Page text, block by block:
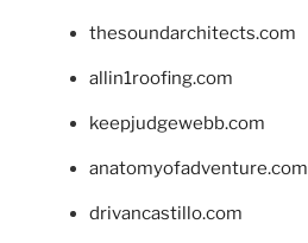
thesoundarchitects.com
allin1roofing.com
keepjudgewebb.com
anatomyofadventure.com
drivancastillo.com